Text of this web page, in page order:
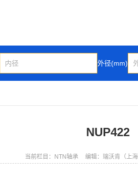
外径(mm)
NUP422
当前栏目：NTN轴承 编辑：瑞沃肯（上